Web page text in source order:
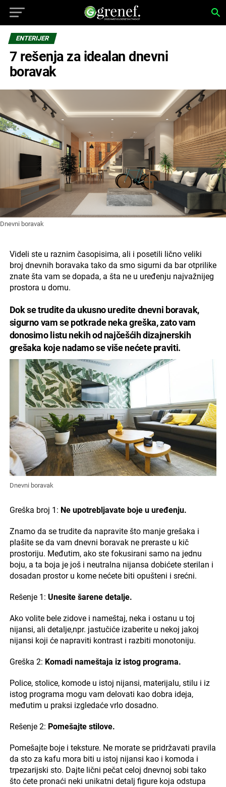
ENTERIJER
7 rešenja za idealan dnevni
boravak
Dnevni boravak
Videli ste u raznim časopisima, ali i posetili lično veliki
broj dnevnih boravaka tako da smo sigurni da bar otprilike
znate šta vam se dopada, a šta ne u uređenju najvažnijeg
prostora u domu.
Dok se trudite da ukusno uredite dnevni boravak,
sigurno vam se potkrade neka greška, zato vam
donosimo listu nekih od najčešćih dizajnerskih
grešaka koje nadamo se više nećete praviti.
Dnevni boravak
Greška broj 1: Ne upotrebljavate boje u uređenju.
Znamo da se trudite da napravite što manje grešaka i
plašite se da vam dnevni boravak ne preraste u kič
prostoriju. Međutim, ako ste fokusirani samo na jednu
boju, a ta boja je još i neutralna nijansa dobićete sterilan i
dosadan prostor u kome nećete biti opušteni i srećni.
Rešenje 1: Unesite šarene detalje.
Ako volite bele zidove i nameštaj, neka i ostanu u toj
nijansi, ali detalje,npr. jastučiće izaberite u nekoj jakoj
nijansi koji će napraviti kontrast i razbiti monotoniju.
Greška 2: Komadi nameštaja iz istog programa.
Police, stolice, komode u istoj nijansi, materijalu, stilu i iz
istog programa mogu vam delovati kao dobra ideja,
međutim u praksi izgledaće vrlo dosadno.
Rešenje 2: Pomešajte stilove.
Pomešajte boje i teksture. Ne morate se pridržavati pravila
da sto za kafu mora biti u istoj nijansi kao i komoda i
trpezarijski sto. Dajte lični pečat celoj dnevnoj sobi tako
što ćete pronaći neki unikatni detalj figure koja odstupa